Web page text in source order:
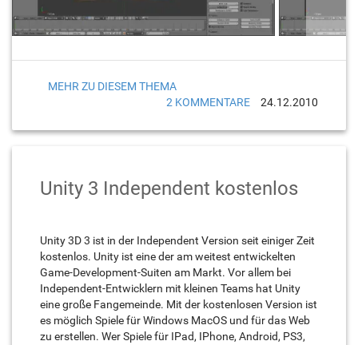
MEHR ZU DIESEM THEMA
2 KOMMENTARE
24.12.2010
Unity 3 Independent kostenlos
Unity 3D 3 ist in der Independent Version seit einiger Zeit
kostenlos. Unity ist eine der am weitest entwickelten
Game-Development-Suiten am Markt. Vor allem bei
Independent-Entwicklern mit kleinen Teams hat Unity
eine große Fangemeinde. Mit der kostenlosen Version ist
es möglich Spiele für Windows MacOS und für das Web
zu erstellen. Wer Spiele für IPad, IPhone, Android, PS3,